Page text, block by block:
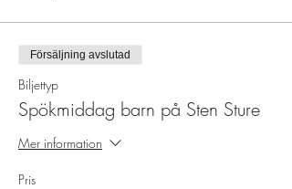
Försäljning avslutad
Biljettyp
Spökmiddag barn på Sten Sture
Mer information
Pris